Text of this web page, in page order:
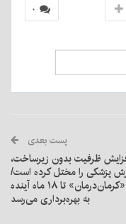
۰
پست بعدی
ظرفیت بدون زیرساخت،
پزشکی را مختل کرده است/
پروژه «کرمان‌درمان» تا ۱۸ ماه آینده
به بهره‌برداری می‌رسد